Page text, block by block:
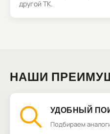
другой ТК.
НАШИ
УДОБНЫЙ
Подбираем